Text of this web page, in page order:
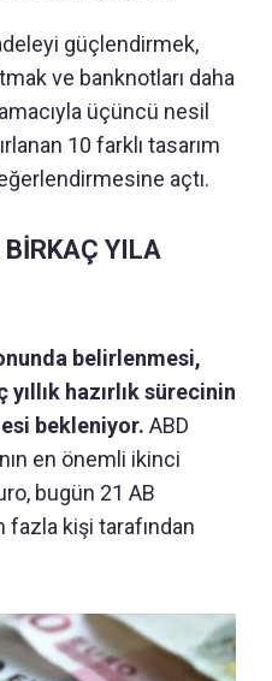
güçlendirmek,
ve banknotları daha
üçüncü nesil
10 farklı tasarım
açtı.
YILA
belirlenmesi,
hazırlık sürecinin
bekleniyor. ABD
en önemli ikinci
bugün 21 AB
kişi tarafından